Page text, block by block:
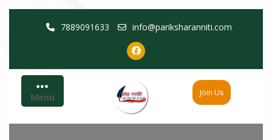
7889091633 info@pariksharanniti.com
Menu Join Us